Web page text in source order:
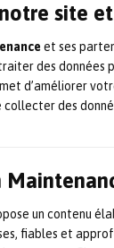
site
et ses
des données
d’améliorer
des
un contenu
fiables et